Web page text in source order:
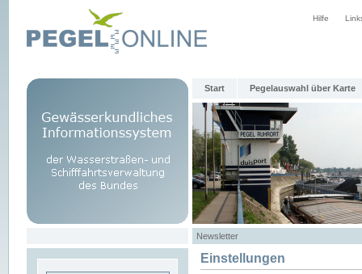
Hilfe
Start Pegelauswahl über Karte
Newsletter
Einstellungen